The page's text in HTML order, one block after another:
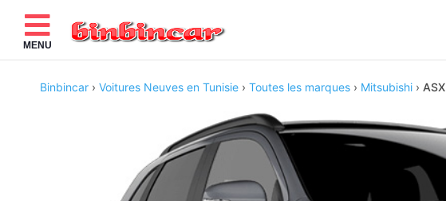
MENU
Binbincar › Voitures Neuves en Tunisie › Toutes les marques › Mitsubishi › ASX